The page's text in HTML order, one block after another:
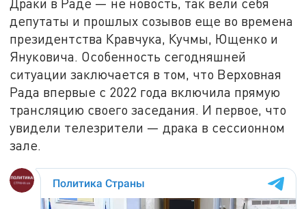
депутаты и прошлых созывов еще во времена
президентства Кравчука, Кучмы, Ющенко и
Януковича. Особенность сегодняшней
ситуации заключается в том, что Верховная
Рада впервые с 2022 года включила прямую
трансляцию своего заседания. И первое, что
увидели телезрители — драка в сессионном
зале.